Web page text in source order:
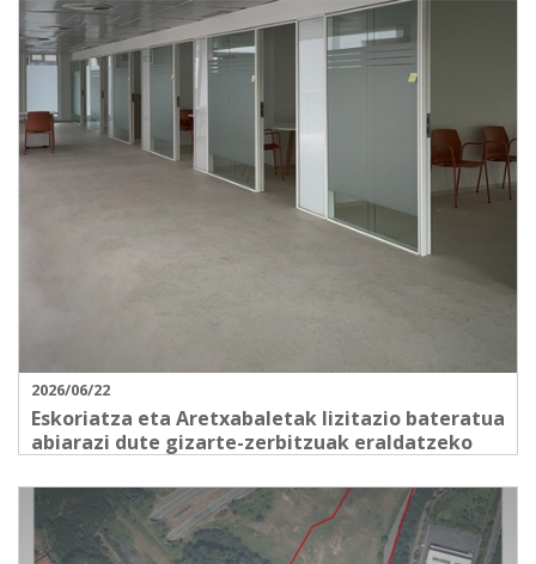
2026/06/22
Eskoriatza eta Aretxabaletak lizitazio bateratua
abiarazi dute gizarte-zerbitzuak eraldatzeko